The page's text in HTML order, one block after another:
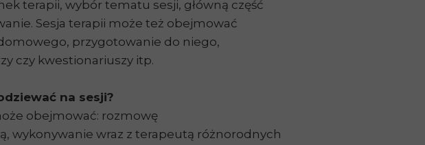
terapii, wybór tematu sesji, główną część
Sesja terapii może też obejmować
przygotowanie do niego,
czy kwestionariuszy itp.
na sesji?
obejmować: rozmowę
wykonywanie wraz z terapeutą różnorodnych